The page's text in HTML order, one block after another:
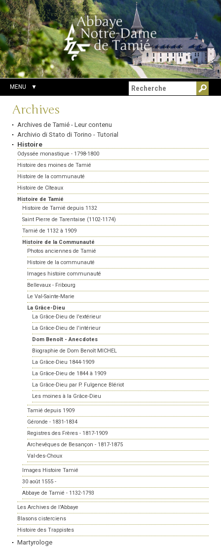
Aller
au
contenu.
|
Aller
à
la
navigation
Outils
personnels
Chercher par
Recherche
avancée…
MENU
Navigation
Archives
Archives de Tamié - Leur contenu
Archivio di Stato di Torino - Tutorial
Histoire
Odyssée monastique - 1798-1800
Histoire des moines de Tamié
Histoire de la communauté
Histoire de Cîteaux
Histoire de Tamié
Histoire de Tamié depuis 1132
Saint Pierre de Tarentaise (1102-1174)
Tamié de 1132 à 1909
Histoire de la Communauté
Photos anciennes de Tamié
Histoire de la communauté
Images histoire communauté
Bellevaux - Fribourg
Le Val-Sainte-Marie
La Grâce-Dieu
La Grâce-Dieu de l'extérieur
La Grâce-Dieu de l'intérieur
Dom Benoît - Anecdotes
Biographie de Dom Benoît MICHEL
La Grâce-Dieu 1844-1909
La Grâce-Dieu de 1844 à 1909
La Grâce-Dieu par P. Fulgence Blériot
Les moines à la Grâce-Dieu
Tamié depuis 1909
Géronde - 1831-1834
Registres des Frères - 1817-1909
Archevêques de Besançon - 1817-1875
Val-des-Choux
Images Histoire Tamié
30 août 1555 -
Abbaye de Tamié - 1132-1793
Les Archives de l'Abbaye
Blasons cisterciens
Histoire des Trappistes
Martyrologe